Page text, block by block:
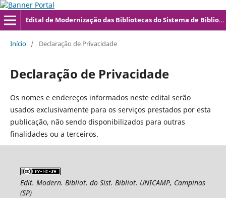
Edital de Modernização das Bibliotecas do Sistema de Bibliotecas da UNICAMP
Início / Declaração de Privacidade
Declaração de Privacidade
Os nomes e endereços informados neste edital serão
usados exclusivamente para os serviços prestados por esta
publicação, não sendo disponibilizados para outras
finalidades ou a terceiros.
Edit. Modern. Bibliot. do Sist. Bibliot. UNICAMP, Campinas
(SP)